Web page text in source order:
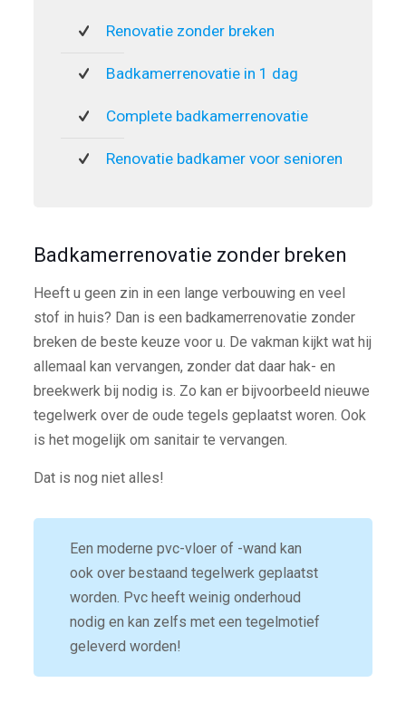
Renovatie zonder breken
Badkamerrenovatie in 1 dag
Complete badkamerrenovatie
Renovatie badkamer voor senioren
Badkamerrenovatie zonder breken
Heeft u geen zin in een lange verbouwing en veel
stof in huis? Dan is een badkamerrenovatie zonder
breken de beste keuze voor u. De vakman kijkt wat hij
allemaal kan vervangen, zonder dat daar hak- en
breekwerk bij nodig is. Zo kan er bijvoorbeeld nieuwe
tegelwerk over de oude tegels geplaatst woren. Ook
is het mogelijk om sanitair te vervangen.
Dat is nog niet alles!
Een moderne pvc-vloer of -wand kan
ook over bestaand tegelwerk geplaatst
worden. Pvc heeft weinig onderhoud
nodig en kan zelfs met een tegelmotief
geleverd worden!